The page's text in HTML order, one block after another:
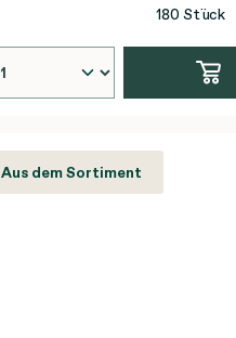
180 Stück
Aus dem Sortiment